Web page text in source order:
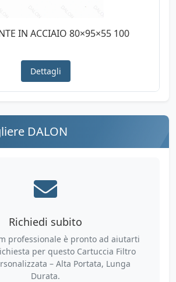
IN ACCIAIO 80×95×55 100
Dettagli
DALON
Richiedi subito
professionale è pronto ad aiutarti
per questo Cartuccia Filtro
– Alta Portata, Lunga
Durata.